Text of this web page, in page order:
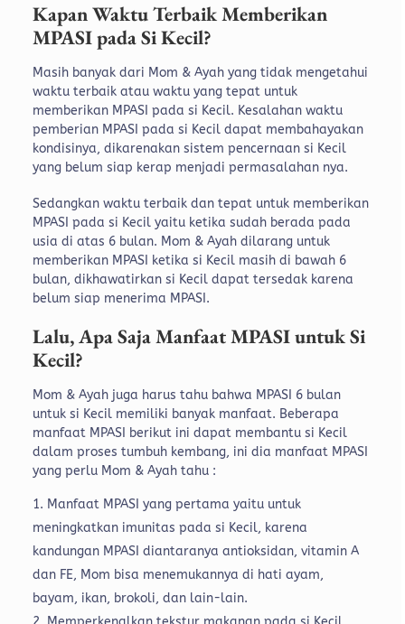
Kapan Waktu Terbaik Memberikan
MPASI pada Si Kecil?
Masih banyak dari Mom & Ayah yang tidak mengetahui
waktu terbaik atau waktu yang tepat untuk
memberikan MPASI pada si Kecil. Kesalahan waktu
pemberian MPASI pada si Kecil dapat membahayakan
kondisinya, dikarenakan sistem pencernaan si Kecil
yang belum siap kerap menjadi permasalahan nya.
Sedangkan waktu terbaik dan tepat untuk memberikan
MPASI pada si Kecil yaitu ketika sudah berada pada
usia di atas 6 bulan. Mom & Ayah dilarang untuk
memberikan MPASI ketika si Kecil masih di bawah 6
bulan, dikhawatirkan si Kecil dapat tersedak karena
belum siap menerima MPASI.
Lalu, Apa Saja Manfaat MPASI untuk Si
Kecil?
Mom & Ayah juga harus tahu bahwa MPASI 6 bulan
untuk si Kecil memiliki banyak manfaat. Beberapa
manfaat MPASI berikut ini dapat membantu si Kecil
dalam proses tumbuh kembang, ini dia manfaat MPASI
yang perlu Mom & Ayah tahu :
Manfaat MPASI yang pertama yaitu untuk
meningkatkan imunitas pada si Kecil, karena
kandungan MPASI diantaranya antioksidan, vitamin A
dan FE, Mom bisa menemukannya di hati ayam,
bayam, ikan, brokoli, dan lain-lain.